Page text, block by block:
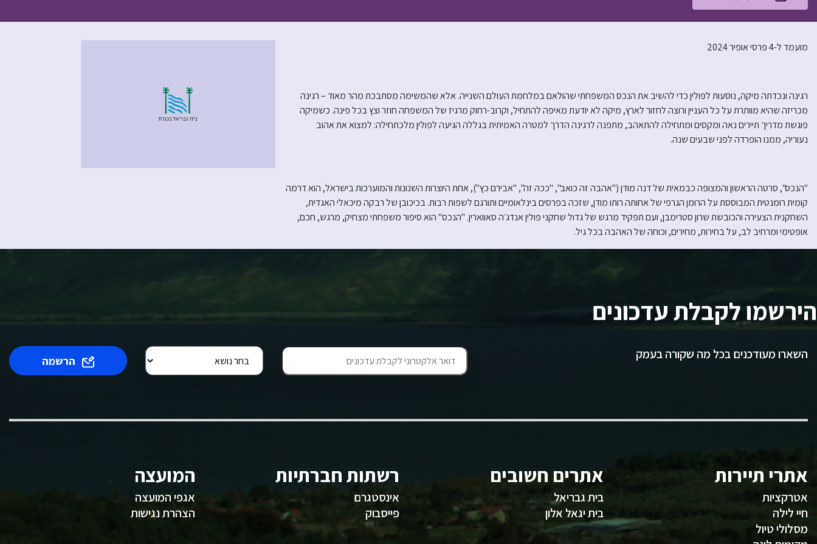
מועמד ל-4 פרסי אופיר 2024
רגינה ונכדתה מיקה, נוסעות לפולין כדי להשיב את הנכס המשפחתי שהולאם במלחמת העולם השנייה. אלא שהמשימה מסתבכת מהר מאוד – רגינה
מכריזה שהיא מוותרת על כל העניין ורוצה לחזור לארץ, מיקה לא יודעת מאיפה להתחיל, וקרוב-רחוק מרגיז של המשפחה חוזר וצץ בכל פינה. כשמיקה
פוגשת מדריך תיירים נאה ומקסים ומתחילה להתאהב, מתפנה לרגינה הדרך למטרה האמיתית בגללה הגיעה לפולין מלכתחילה: למצוא את אהוב
נעוריה, ממנו הופרדה לפני שבעים שנה.
"הנכס", סרטה הראשון והמצופה כבמאית של דנה מודן ("אהבה זה כואב", "ככה זה", "אבירם כץ"), אחת היוצרות השנונות והמוערכות בישראל, הוא דרמה
קומית רומנטית המבוססת על הרומן הגרפי של אחותה רותו מודן, שזכה בפרסים בינלאומיים ותורגם לשפות רבות. בכיכובן של רבקה מיכאלי האגדית,
השחקנית הצעירה והכובשת שרון סטרימבן, ועם תפקיד מרגש של גדול שחקני פולין אנדג׳ה סאווארין. "הנכס" הוא סיפור משפחתי מצחיק, מרגש, חכם,
אופטימי ומרחיב לב, על בחירות, מחירים, וכוחה של האהבה בכל גיל.
הירשמו לקבלת עדכונים
השארו מעודכנים בכל מה שקורה בעמק הרשמה
אתרי תיירות
אטרקציות
חיי לילה
מסלולי טיול
אתרים חשובים
בית גבריאל
בית יגאל אלון
רשתות חברתיות
אינסטגרם
פייסבוק
המועצה
אגפי המועצה
הצהרת נגישות